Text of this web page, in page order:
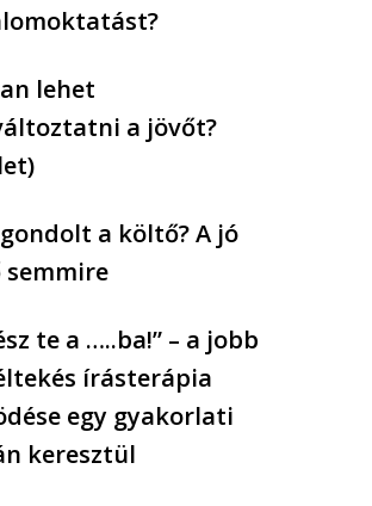
lehet
a jövőt?
a költő? A jó
te a …..ba!” – a jobb
írásterápia
egy gyakorlati
keresztül